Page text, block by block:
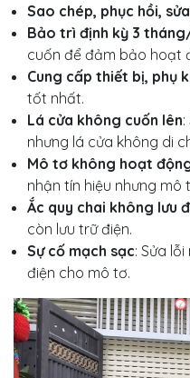
Sao chép, phục hồi,
Bảo trì định kỳ 3
cuốn để đảm bảo hoạt
Cung cấp thiết bị, phụ
tốt nhất.
Lá cửa không cuốn lên
nhưng lá cửa không di
Mô tơ không hoạt
nhận tín hiệu nhưng
Ắc quy chai không lưu
còn lưu trữ điện.
Sự cố mạch sạc: Sửa
điện cho mô tơ.